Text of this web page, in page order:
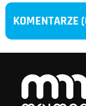
KOMENTARZE